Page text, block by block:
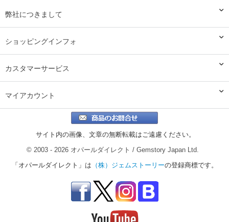
弊社につきまして
ショッピングインフォ
カスタマーサービス
マイアカウント
サイト内の画像、文章の無断転載はご遠慮ください。
© 2003 - 2026 オパールダイレクト / Gemstory Japan Ltd.
「オパールダイレクト」は （株）ジェムストーリーの登録商標です。